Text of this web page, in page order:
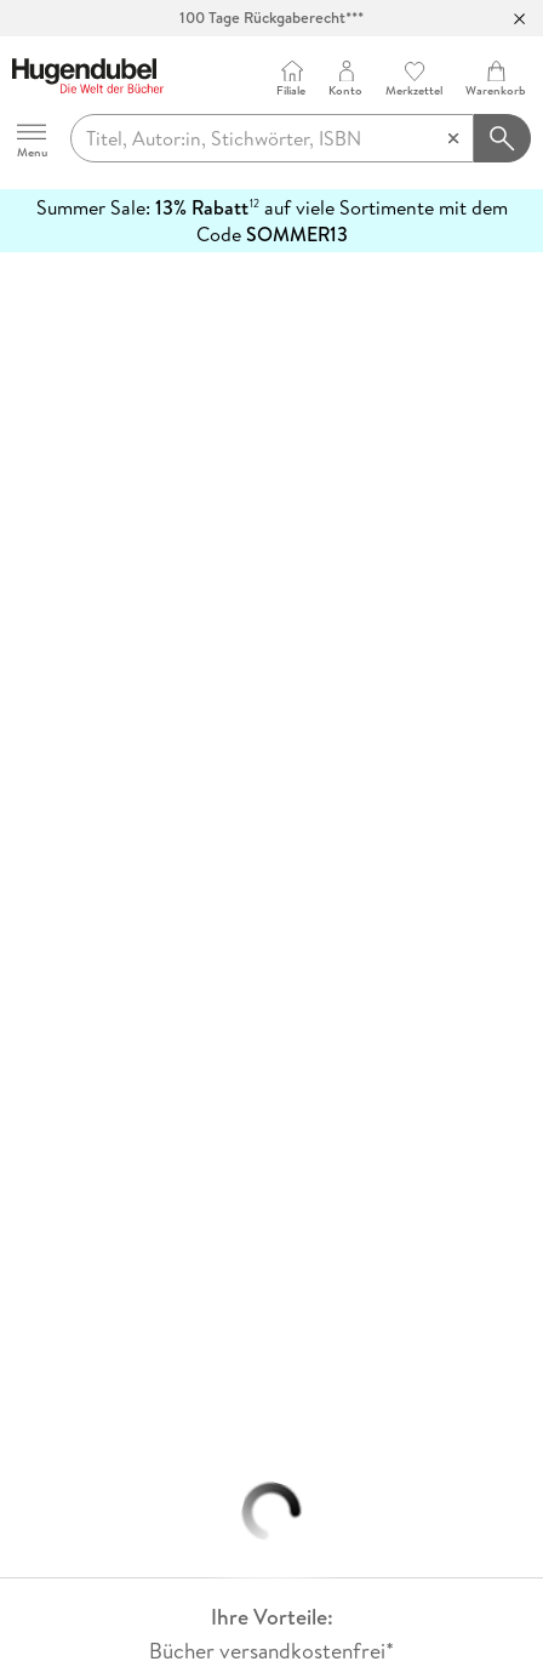
100 Tage Rückgaberecht***
Hugendubel
Menu
Filiale Konto Merkzettel Warenkorb
Summer Sale: 13% Rabatt12auf viele Sortimente mit dem
CodeSOMMER13
erfahren
Ihre Vorteile:
Bücher versandkostenfrei*